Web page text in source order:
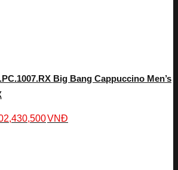
Big Bang Cappuccino Men’s
VNĐ